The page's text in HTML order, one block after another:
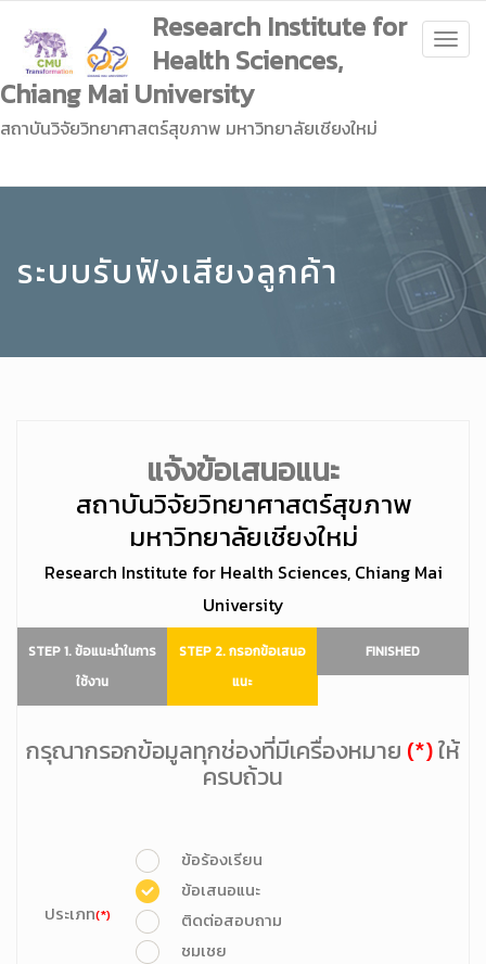
Research Institute for
Health Sciences,
Chiang Mai University
สถาบันวิจัยวิทยาศาสตร์สุขภาพ มหาวิทยาลัยเชียงใหม่
ระบบรับฟังเสียงลูกค้า
แจ้งข้อเสนอแนะ
สถาบันวิจัยวิทยาศาสตร์สุขภาพ
มหาวิทยาลัยเชียงใหม่
Research Institute for Health Sciences, Chiang Mai
University
STEP 1. ข้อแนะนำในการ
ใช้งาน
STEP 2. กรอกข้อเสนอ
แนะ
FINISHED
กรุณากรอกข้อมูลทุกช่องที่มีเครื่องหมาย (*)ให้
ครบถ้วน
ประเภท(*)
ข้อร้องเรียน
ข้อเสนอแนะ
ติดต่อสอบถาม
ชมเชย